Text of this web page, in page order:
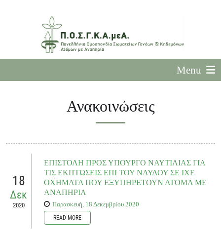
Menu
Ανακοινώσεις
18
Δεκ
2020
ΕΠΙΣΤΟΛΗ ΠΡΟΣ ΥΠΟΥΡΓΟ ΝΑΥΤΙΛΙΑΣ ΓΙΑ
ΤΙΣ ΕΚΠΤΩΣΕΙΣ ΕΠΙ ΤΟΥ ΝΑΥΛΟΥ ΣΕ ΙΧΕ
ΟΧΗΜΑΤΑ ΠΟΥ ΕΞΥΠΗΡΕΤΟΥΝ ΑΤΟΜΑ ΜΕ
ΑΝΑΠΗΡΙΑ
Παρασκευή, 18 Δεκεμβρίου 2020
READ MORE